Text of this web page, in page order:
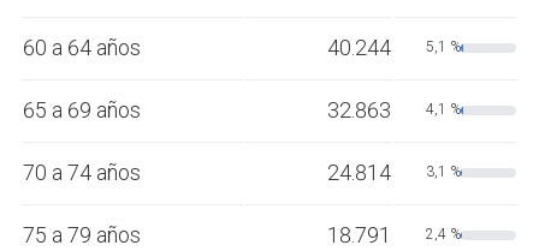
60 a 64 años 40.244 5,1 %
65 a 69 años 32.863 4,1 %
70 a 74 años 24.814 3,1 %
75 a 79 años 18.791 2,4 %